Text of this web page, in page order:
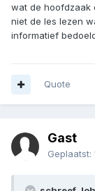
wat de hoofdzaak
niet de les lezen
informatief
Quote
Gast
Geplaatst: